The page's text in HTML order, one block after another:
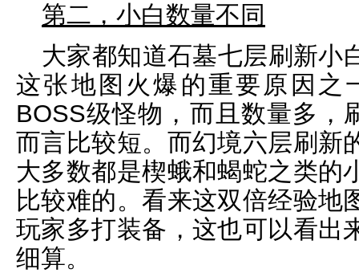
第二，小白数量不同
大家都知道石墓七层刷新小
这张地图火爆的重要原因之
BOSS级怪物，而且数量多，
而言比较短。而幻境六层刷新
大多数都是楔蛾和蝎蛇之类的
比较难的。看来这双倍经验地
玩家多打装备，这也可以看出
细算。